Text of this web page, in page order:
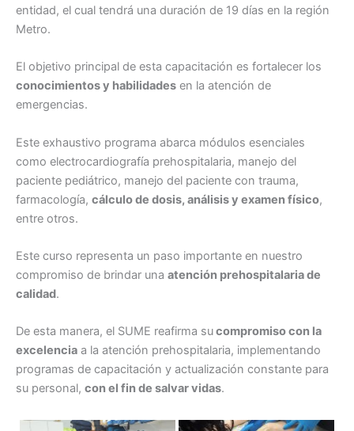
entidad, el cual tendrá una duración de 19 días en la región
Metro.
El objetivo principal de esta capacitación es fortalecer los
conocimientos y habilidades en la atención de
emergencias.
Este exhaustivo programa abarca módulos esenciales
como electrocardiografía prehospitalaria, manejo del
paciente pediátrico, manejo del paciente con trauma,
farmacología, cálculo de dosis, análisis y examen físico,
entre otros.
Este curso representa un paso importante en nuestro
compromiso de brindar una atención prehospitalaria de
calidad.
De esta manera, el SUME reafirma sucompromiso con la
excelencia a la atención prehospitalaria, implementando
programas de capacitación y actualización constante para
su personal, con el fin de salvar vidas.